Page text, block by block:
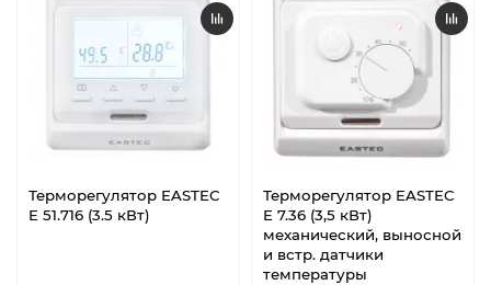
Терморегулятор EASTEC
E 51.716 (3.5 кВт)
Терморегулятор EASTEC
E 7.36 (3,5 кВт)
механический, выносной
и встр. датчики
температуры